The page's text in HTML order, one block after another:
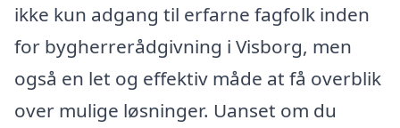
ikke kun adgang til erfarne fagfolk inden
for bygherrerådgivning i Visborg, men
også en let og effektiv måde at få overblik
over mulige løsninger. Uanset om du